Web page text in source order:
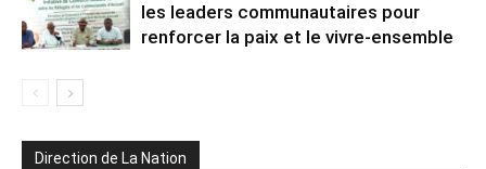
les leaders communautaires pour
renforcer la paix et le vivre-ensemble
Direction de La Nation